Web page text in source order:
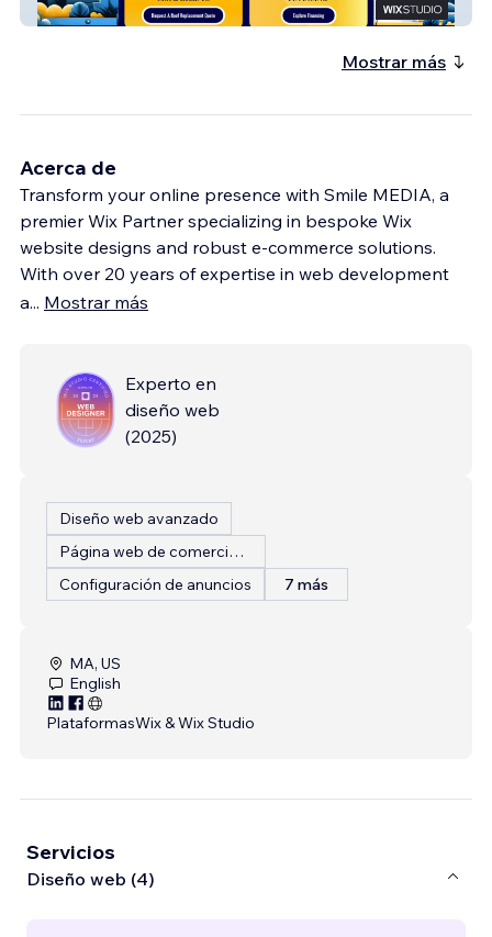
Roofing Company
Mostrar más
Acerca de
Transform your online presence with Smile MEDIA, a
premier Wix Partner specializing in bespoke Wix
website designs and robust e-commerce solutions.
With over 20 years of expertise in web development
a... Mostrar más
Experto en
diseño web
(2025)
Diseño web avanzado
Página web de comercio electrónico
Configuración de anuncios
7 más
MA, US
English
PlataformasWix & Wix Studio
Servicios
Diseño web (4)